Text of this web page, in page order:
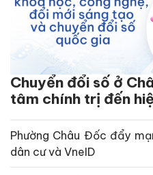
Chuyển đổi số ở
tâm chính trị đến
Phường Châu Đốc đẩy
dân cư và VneID